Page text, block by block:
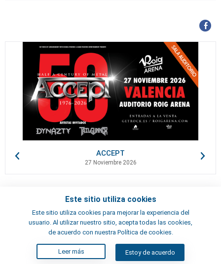
ACCEPT
27 Noviembre 2026
Este sitio utiliza cookies
Este sitio utiliza cookies para mejorar la experiencia del
usuario. Al utilizar nuestro sitio, acepta todas las cookies,
de acuerdo con nuestra Política de cookies.
Leer más Estoy de acuerdo
Términos y condiciones